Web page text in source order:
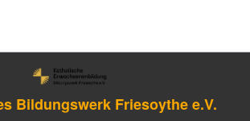
Bildungswerk Friesoythe e.V.